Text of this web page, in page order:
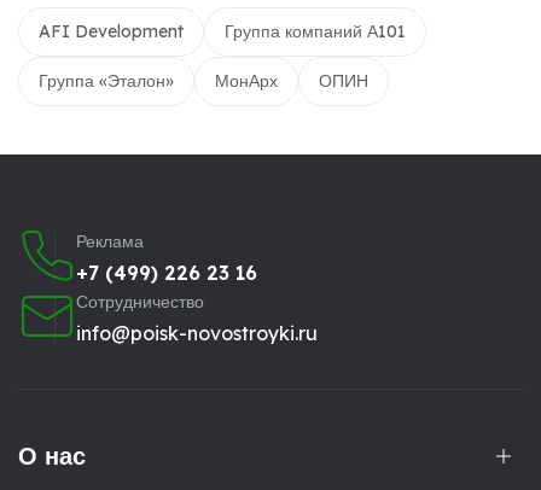
AFI Development Группа компаний А101
Группа «Эталон» МонАрх ОПИН
Реклама
+7 (499) 226 23 16
Сотрудничество
info@poisk-novostroyki.ru
О нас